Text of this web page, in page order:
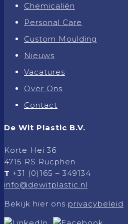
Chemicaliën
Personal Care
Custom Moulding
Nieuws
Vacatures
Over Ons
Contact
De Wit Plastic B.V.
Korte Hei 36
4715 RS Rucphen
T +31 (0)165 – 349134
info@dewitplastic.nl
Bekijk hier ons privacybeleid